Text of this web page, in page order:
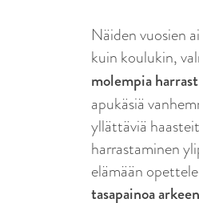
Näiden vuosien
kuin koulukin,
molempia
apukäsiä
yllättäviä
harrastaminen
elämään
tasapainoa